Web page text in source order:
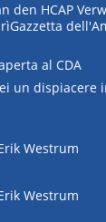
den HCAP
al CDA
un dispiacere